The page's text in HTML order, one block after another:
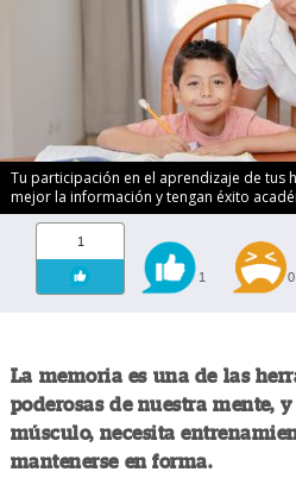
Tu participación en el aprendizaje de tus
mejor la información y tengan éxito
1
1 0
La memoria es una de las
poderosas de nuestra mente,
músculo, necesita
mantenerse en forma.